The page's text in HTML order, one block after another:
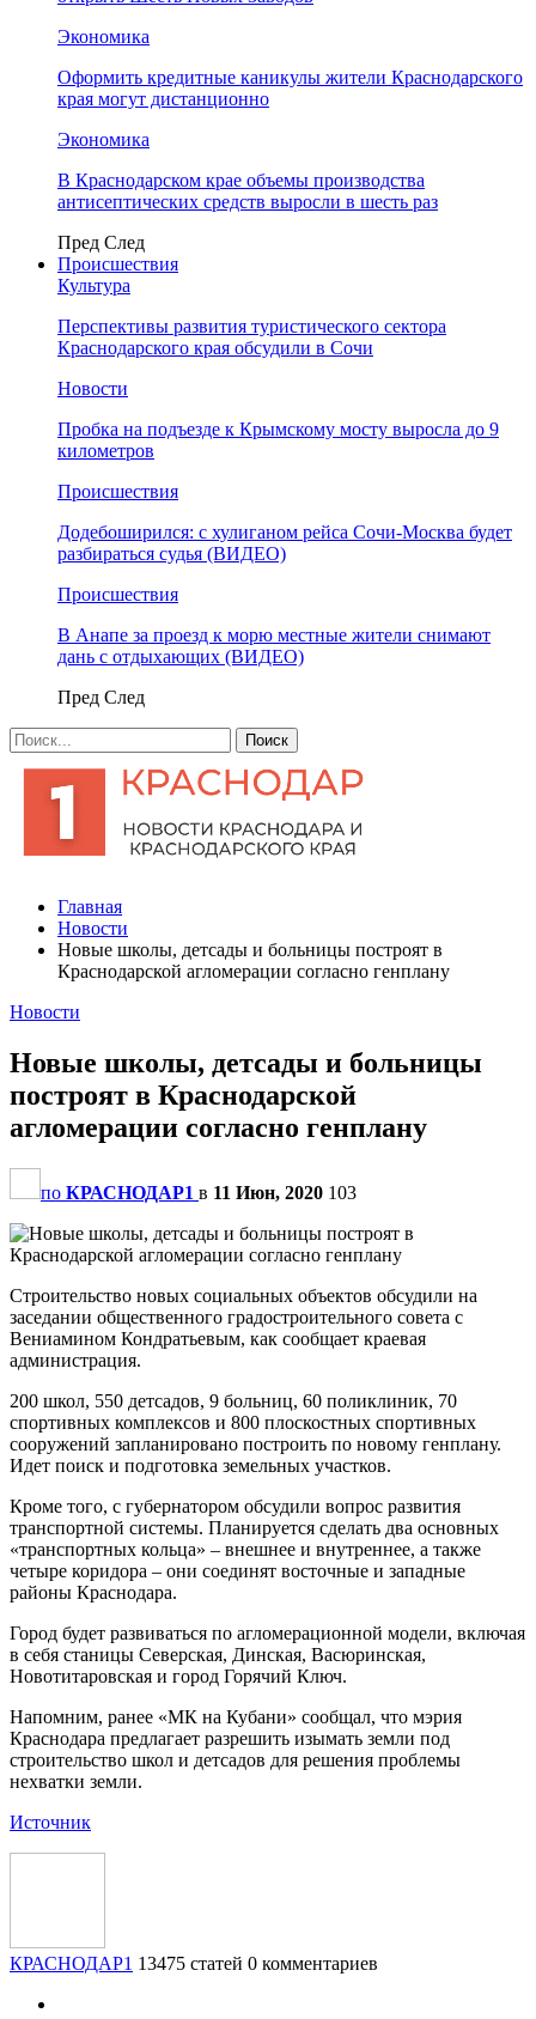
Экономика
Оформить кредитные каникулы жители Краснодарского
края могут дистанционно
Экономика
В Краснодарском крае объемы производства
антисептических средств выросли в шесть раз
Пред След
Происшествия
Культура
Перспективы развития туристического сектора
Краснодарского края обсудили в Сочи
Новости
Пробка на подъезде к Крымскому мосту выросла до 9
километров
Происшествия
Додебоширился: с хулиганом рейса Сочи-Москва будет
разбираться судья (ВИДЕО)
Происшествия
В Анапе за проезд к морю местные жители снимают
дань с отдыхающих (ВИДЕО)
Пред След
Главная
Новости
Новые школы, детсады и больницы построят в
Краснодарской агломерации согласно генплану
Новости
Новые школы, детсады и больницы
построят в Краснодарской
агломерации согласно генплану
по КРАСНОДАР1 в 11 Июн, 2020 103
Строительство новых социальных объектов обсудили на
заседании общественного градостроительного совета с
Вениамином Кондратьевым, как сообщает краевая
администрация.
200 школ, 550 детсадов, 9 больниц, 60 поликлиник, 70
спортивных комплексов и 800 плоскостных спортивных
сооружений запланировано построить по новому генплану.
Идет поиск и подготовка земельных участков.
Кроме того, с губернатором обсудили вопрос развития
транспортной системы. Планируется сделать два основных
«транспортных кольца» – внешнее и внутреннее, а также
четыре коридора – они соединят восточные и западные
районы Краснодара.
Город будет развиваться по агломерационной модели, включая
в себя станицы Северская, Динская, Васюринская,
Новотитаровская и город Горячий Ключ.
Напомним, ранее «МК на Кубани» сообщал, что мэрия
Краснодара предлагает разрешить изымать земли под
строительство школ и детсадов для решения проблемы
нехватки земли.
Источник
КРАСНОДАР1 13475 статей 0 комментариев